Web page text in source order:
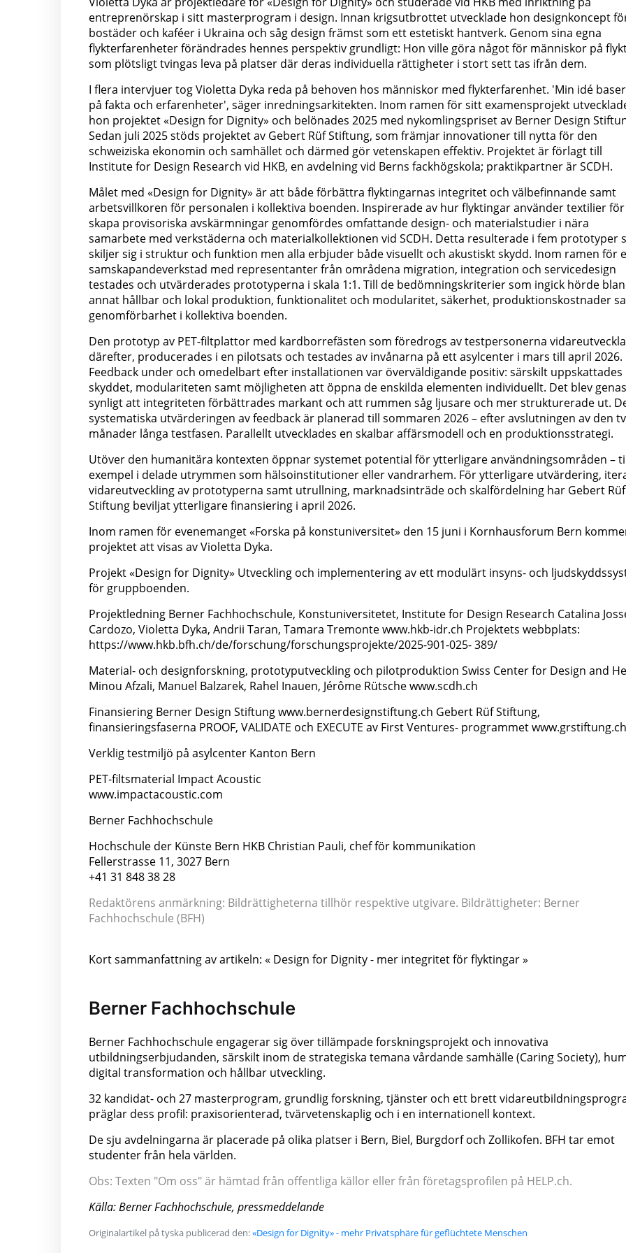
entreprenörskap i sitt masterprogram i design. Innan krigsutbrottet utvecklade hon designkoncept
bostäder och kaféer i Ukraina och såg design främst som ett estetiskt hantverk. Genom sina egna
flykterfarenheter förändrades hennes perspektiv grundligt: Hon ville göra något för människor på
som plötsligt tvingas leva på platser där deras individuella rättigheter i stort sett tas ifrån dem.
I flera intervjuer tog Violetta Dyka reda på behoven hos människor med flykterfarenhet. 'Min idé
på fakta och erfarenheter', säger inredningsarkitekten. Inom ramen för sitt examensprojekt
hon projektet «Design for Dignity» och belönades 2025 med nykomlingspriset av Berner Design
Sedan juli 2025 stöds projektet av Gebert Rüf Stiftung, som främjar innovationer till nytta för den
schweiziska ekonomin och samhället och därmed gör vetenskapen effektiv. Projektet är förlagt till
Institute for Design Research vid HKB, en avdelning vid Berns fackhögskola; praktikpartner är SCDH.
Målet med «Design for Dignity» är att både förbättra flyktingarnas integritet och välbefinnande samt
arbetsvillkoren för personalen i kollektiva boenden. Inspirerade av hur flyktingar använder textilier
skapa provisoriska avskärmningar genomfördes omfattande design- och materialstudier i nära
samarbete med verkstäderna och materialkollektionen vid SCDH. Detta resulterade i fem prototyper
skiljer sig i struktur och funktion men alla erbjuder både visuellt och akustiskt skydd. Inom ramen för
samskapandeverkstad med representanter från områdena migration, integration och servicedesign
testades och utvärderades prototyperna i skala 1:1. Till de bedömningskriterier som ingick hörde
annat hållbar och lokal produktion, funktionalitet och modularitet, säkerhet, produktionskostnader
genomförbarhet i kollektiva boenden.
Den prototyp av PET-filtplattor med kardborrefästen som föredrogs av testpersonerna
därefter, producerades i en pilotsats och testades av invånarna på ett asylcenter i mars till april 2026.
Feedback under och omedelbart efter installationen var överväldigande positiv: särskilt uppskattades
skyddet, modulariteten samt möjligheten att öppna de enskilda elementen individuellt. Det blev
synligt att integriteten förbättrades markant och att rummen såg ljusare och mer strukturerade ut.
systematiska utvärderingen av feedback är planerad till sommaren 2026 – efter avslutningen av den
månader långa testfasen. Parallellt utvecklades en skalbar affärsmodell och en produktionsstrategi.
Utöver den humanitära kontexten öppnar systemet potential för ytterligare användningsområden –
exempel i delade utrymmen som hälsoinstitutioner eller vandrarhem. För ytterligare utvärdering,
vidareutveckling av prototyperna samt utrullning, marknadsinträde och skalfördelning har Gebert Rüf
Stiftung beviljat ytterligare finansiering i april 2026.
Inom ramen för evenemanget «Forska på konstuniversitet» den 15 juni i Kornhausforum Bern
projektet att visas av Violetta Dyka.
Projekt «Design for Dignity» Utveckling och implementering av ett modulärt insyns- och
för gruppboenden.
Projektledning Berner Fachhochschule, Konstuniversitetet, Institute for Design Research Catalina
Cardozo, Violetta Dyka, Andrii Taran, Tamara Tremonte www.hkb-idr.ch Projektets webbplats:
https://www.hkb.bfh.ch/de/forschung/forschungsprojekte/2025-901-025- 389/
Material- och designforskning, prototyputveckling och pilotproduktion Swiss Center for Design and
Minou Afzali, Manuel Balzarek, Rahel Inauen, Jérôme Rütsche www.scdh.ch
Finansiering Berner Design Stiftung www.bernerdesignstiftung.ch Gebert Rüf Stiftung,
finansieringsfaserna PROOF, VALIDATE och EXECUTE av First Ventures- programmet www.grstiftung.ch
Verklig testmiljö på asylcenter Kanton Bern
PET-filtsmaterial Impact Acoustic
www.impactacoustic.com
Berner Fachhochschule
Hochschule der Künste Bern HKB Christian Pauli, chef för kommunikation
Fellerstrasse 11, 3027 Bern
+41 31 848 38 28
Redaktörens anmärkning: Bildrättigheterna tillhör respektive utgivare. Bildrättigheter: Berner
Fachhochschule (BFH)
Kort sammanfattning av artikeln: « Design for Dignity - mer integritet för flyktingar »
Berner Fachhochschule
Berner Fachhochschule engagerar sig över tillämpade forskningsprojekt och innovativa
utbildningserbjudanden, särskilt inom de strategiska temana vårdande samhälle (Caring Society),
digital transformation och hållbar utveckling.
32 kandidat- och 27 masterprogram, grundlig forskning, tjänster och ett brett
präglar dess profil: praxisorienterad, tvärvetenskaplig och i en internationell kontext.
De sju avdelningarna är placerade på olika platser i Bern, Biel, Burgdorf och Zollikofen. BFH tar emot
studenter från hela världen.
Obs: Texten "Om oss" är hämtad från offentliga källor eller från företagsprofilen på HELP.ch.
Källa: Berner Fachhochschule, pressmeddelande
Originalartikel på tyska publicerad den:«Design for Dignity» - mehr Privatsphäre für geflüchtete Menschen